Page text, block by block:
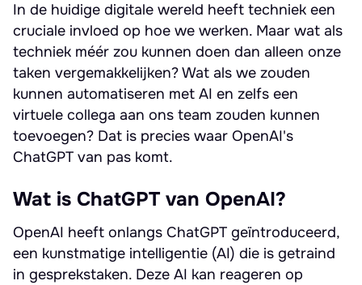
In de huidige digitale wereld heeft techniek een
cruciale invloed op hoe we werken. Maar wat als
techniek méér zou kunnen doen dan alleen onze
taken vergemakkelijken? Wat als we zouden
kunnen automatiseren met AI en zelfs een
virtuele collega aan ons team zouden kunnen
toevoegen? Dat is precies waar OpenAI's
ChatGPT van pas komt.
Wat is ChatGPT van OpenAI?
OpenAI heeft onlangs ChatGPT geïntroduceerd,
een kunstmatige intelligentie (AI) die is getraind
in gesprekstaken. Deze AI kan reageren op